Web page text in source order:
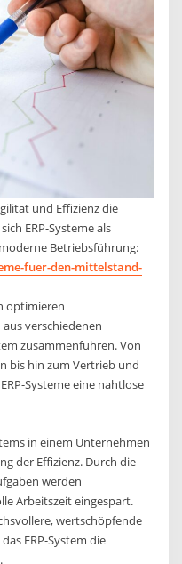
und Effizienz die
ERP-Systeme als
Betriebsführung:
fuer-den-mittelstand-
optimieren
verschiedenen
zusammenführen. Von
bis hin zum Vertrieb und
Systeme eine nahtlose
in einem Unternehmen
der Effizienz. Durch die
werden
Arbeitszeit eingespart.
wertschöpfende
ERP-System die